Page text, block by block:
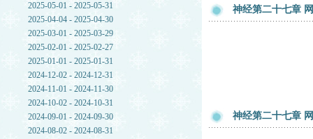
2025-05-01 - 2025-05-31
2025-04-04 - 2025-04-30
2025-03-01 - 2025-03-29
2025-02-01 - 2025-02-27
2025-01-01 - 2025-01-31
2024-12-02 - 2024-12-31
2024-11-01 - 2024-11-30
2024-10-02 - 2024-10-31
2024-09-01 - 2024-09-30
2024-08-02 - 2024-08-31
神经第二十七章
神经第二十七章